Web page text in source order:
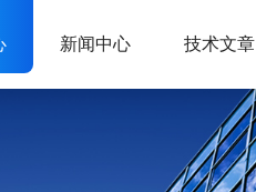
新闻中心 技术文章